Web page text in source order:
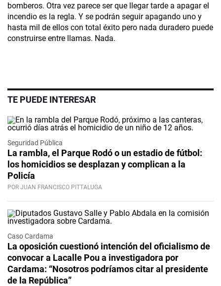
bomberos. Otra vez parece ser que llegar tarde a apagar el
incendio es la regla. Y se podrán seguir apagando uno y
hasta mil de ellos con total éxito pero nada duradero puede
construirse entre llamas. Nada.
TE PUEDE INTERESAR
Seguridad Pública
La rambla, el Parque Rodó o un estadio de fútbol:
los homicidios se desplazan y complican a la
Policía
POR JUAN FRANCISCO PITTALUGA
Caso Cardama
La oposición cuestionó intención del oficialismo de
convocar a Lacalle Pou a investigadora por
Cardama: “Nosotros podríamos citar al presidente
de la República”